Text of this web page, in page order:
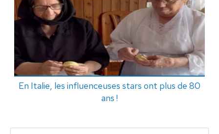
En Italie, les influenceuses stars ont plus de 80
ans !